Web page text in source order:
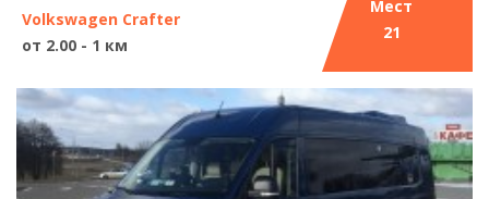
Volkswagen Crafter
от 2.00 - 1 км
Мест
21